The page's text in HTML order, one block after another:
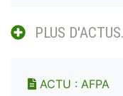
PLUS
ACTU : AFPA